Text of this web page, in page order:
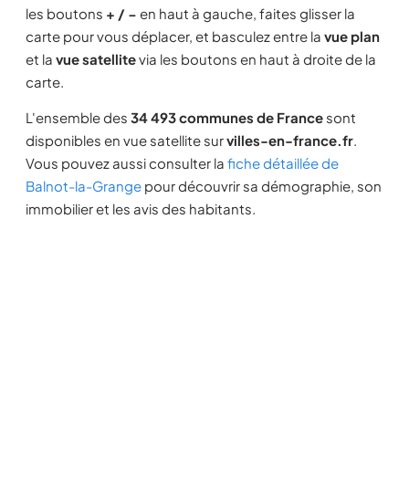
les boutons + / − en haut à gauche, faites glisser la
carte pour vous déplacer, et basculez entre la vue plan
et la vue satellitevia les boutons en haut à droite de la
carte.
L'ensemble des 34 493 communes de France sont
disponibles en vue satellite survilles-en-france.fr.
Vous pouvez aussi consulter la fiche détaillée de
Balnot-la-Grange pour découvrir sa démographie, son
immobilier et les avis des habitants.